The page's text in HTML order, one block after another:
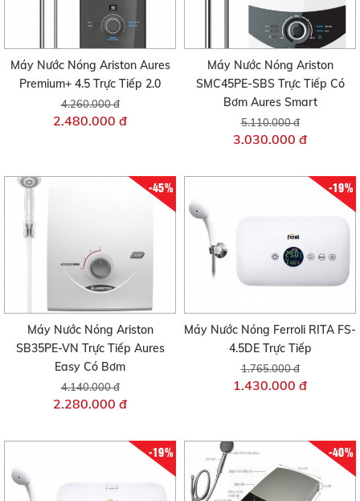
Máy Nước Nóng Ariston Aures
Premium+ 4.5 Trực Tiếp 2.0
4.260.000 đ
2.480.000 đ
Máy Nước Nóng Ariston
SMC45PE-SBS Trực Tiếp Có
Bơm Aures Smart
5.110.000 đ
3.030.000 đ
-45%
Máy Nước Nóng Ariston
SB35PE-VN Trực Tiếp Aures
Easy Có Bơm
4.140.000 đ
2.280.000 đ
-19%
Máy Nước Nóng Ferroli RITA FS-
4.5DE Trực Tiếp
1.765.000 đ
1.430.000 đ
-19% -40%